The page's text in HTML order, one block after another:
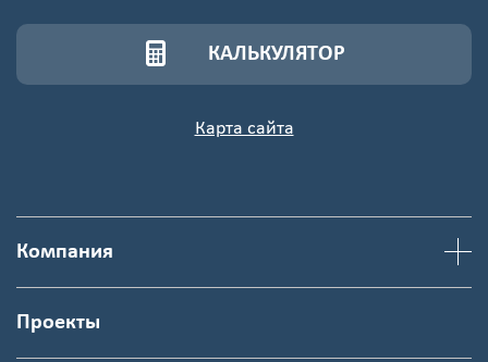
КАЛЬКУЛЯТОР
Карта сайта
Компания
Проекты